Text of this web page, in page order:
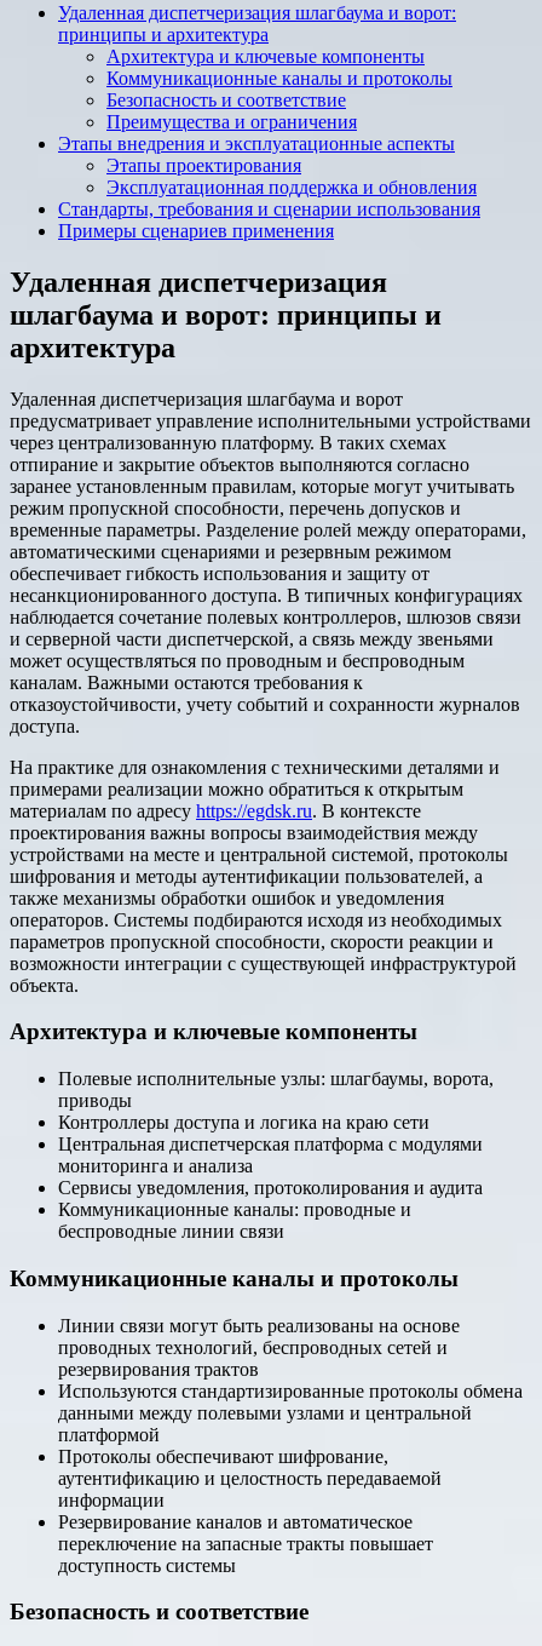
Удаленная диспетчеризация шлагбаума и ворот:
принципы и архитектура
Архитектура и ключевые компоненты
Коммуникационные каналы и протоколы
Безопасность и соответствие
Преимущества и ограничения
Этапы внедрения и эксплуатационные аспекты
Этапы проектирования
Эксплуатационная поддержка и обновления
Стандарты, требования и сценарии использования
Примеры сценариев применения
Удаленная диспетчеризация
шлагбаума и ворот: принципы и
архитектура
Удаленная диспетчеризация шлагбаума и ворот
предусматривает управление исполнительными устройствами
через централизованную платформу. В таких схемах
отпирание и закрытие объектов выполняются согласно
заранее установленным правилам, которые могут учитывать
режим пропускной способности, перечень допусков и
временные параметры. Разделение ролей между операторами,
автоматическими сценариями и резервным режимом
обеспечивает гибкость использования и защиту от
несанкционированного доступа. В типичных конфигурациях
наблюдается сочетание полевых контроллеров, шлюзов связи
и серверной части диспетчерской, а связь между звеньями
может осуществляться по проводным и беспроводным
каналам. Важными остаются требования к
отказоустойчивости, учету событий и сохранности журналов
доступа.
На практике для ознакомления с техническими деталями и
примерами реализации можно обратиться к открытым
материалам по адресу https://egdsk.ru. В контексте
проектирования важны вопросы взаимодействия между
устройствами на месте и центральной системой, протоколы
шифрования и методы аутентификации пользователей, а
также механизмы обработки ошибок и уведомления
операторов. Системы подбираются исходя из необходимых
параметров пропускной способности, скорости реакции и
возможности интеграции с существующей инфраструктурой
объекта.
Архитектура и ключевые компоненты
Полевые исполнительные узлы: шлагбаумы, ворота,
приводы
Контроллеры доступа и логика на краю сети
Центральная диспетчерская платформа с модулями
мониторинга и анализа
Сервисы уведомления, протоколирования и аудита
Коммуникационные каналы: проводные и
беспроводные линии связи
Коммуникационные каналы и протоколы
Линии связи могут быть реализованы на основе
проводных технологий, беспроводных сетей и
резервирования трактов
Используются стандартизированные протоколы обмена
данными между полевыми узлами и центральной
платформой
Протоколы обеспечивают шифрование,
аутентификацию и целостность передаваемой
информации
Резервирование каналов и автоматическое
переключение на запасные тракты повышает
доступность системы
Безопасность и соответствие